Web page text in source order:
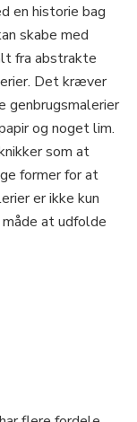
en historie bag
skabe med
fra abstrakte
Det kræver
genbrugsmalerier
og noget lim.
som at
former for at
er ikke kun
at udfolde